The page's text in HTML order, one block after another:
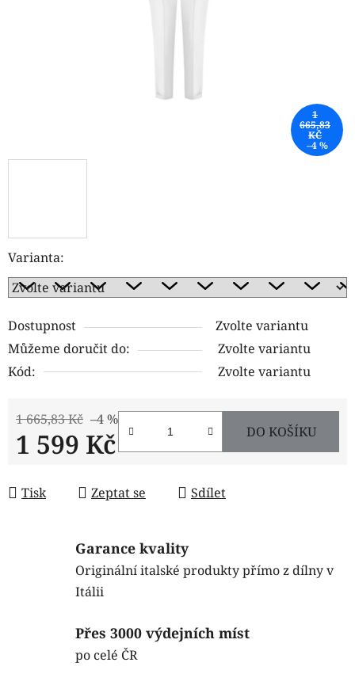
Varianta:
Dostupnost
Zvolte variantu
Můžeme doručit do:
Zvolte variantu
Kód:
Zvolte variantu
1 665,83 Kč –4 %
1 599 Kč DO KOŠÍKU
Tisk Zeptat se Sdílet
1
665,83
KČ
–4 %
Garance kvality
Originální italské produkty přímo z dílny v
Itálii
Přes 3000 výdejních míst
po celé ČR